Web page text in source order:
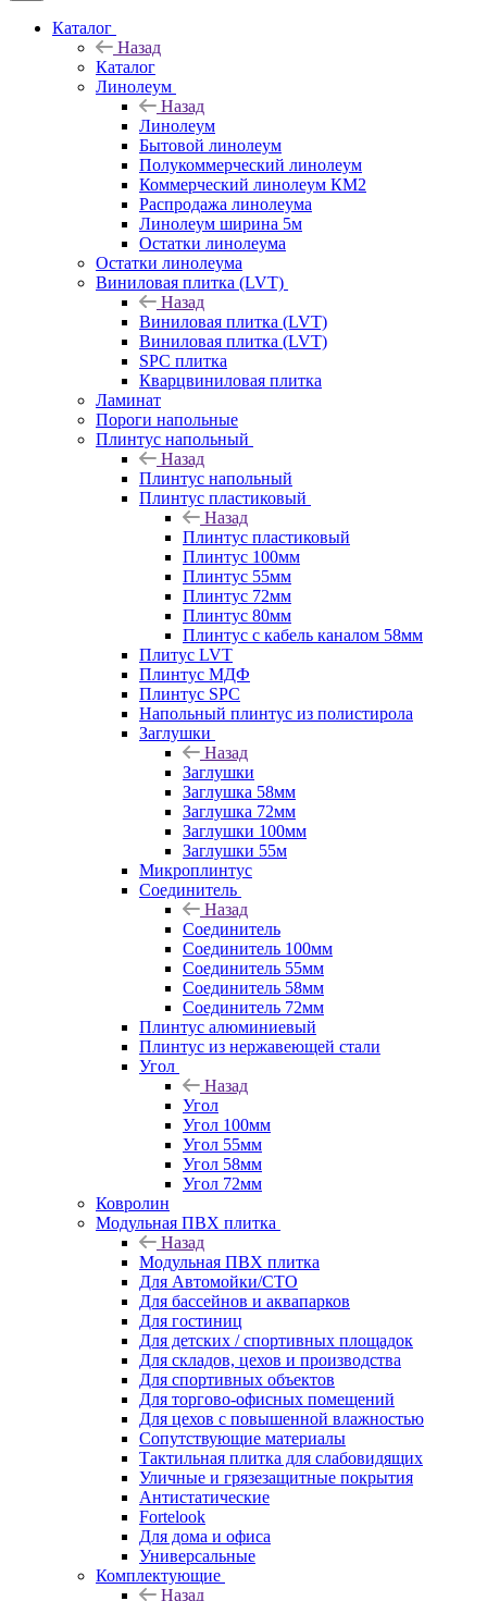
Каталог
Назад
Каталог
Линолеум
Назад
Линолеум
Бытовой линолеум
Полукоммерческий линолеум
Коммерческий линолеум КМ2
Распродажа линолеума
Линолеум ширина 5м
Остатки линолеума
Остатки линолеума
Виниловая плитка (LVT)
Назад
Виниловая плитка (LVT)
Виниловая плитка (LVT)
SPC плитка
Кварцвиниловая плитка
Ламинат
Пороги напольные
Плинтус напольный
Назад
Плинтус напольный
Плинтус пластиковый
Назад
Плинтус пластиковый
Плинтус 100мм
Плинтус 55мм
Плинтус 72мм
Плинтус 80мм
Плинтус с кабель каналом 58мм
Плитус LVT
Плинтус МДФ
Плинтус SPC
Напольный плинтус из полистирола
Заглушки
Назад
Заглушки
Заглушка 58мм
Заглушка 72мм
Заглушки 100мм
Заглушки 55м
Микроплинтус
Соединитель
Назад
Соединитель
Соединитель 100мм
Соединитель 55мм
Соединитель 58мм
Соединитель 72мм
Плинтус алюминиевый
Плинтус из нержавеющей стали
Угол
Назад
Угол
Угол 100мм
Угол 55мм
Угол 58мм
Угол 72мм
Ковролин
Модульная ПВХ плитка
Назад
Модульная ПВХ плитка
Для Автомойки/СТО
Для бассейнов и аквапарков
Для гостиниц
Для детских / спортивных площадок
Для складов, цехов и производства
Для спортивных объектов
Для торгово-офисных помещений
Для цехов с повышенной влажностью
Сопутствующие материалы
Тактильная плитка для слабовидящих
Уличные и грязезащитные покрытия
Антистатические
Fortelook
Для дома и офиса
Универсальные
Комплектующие
Назад